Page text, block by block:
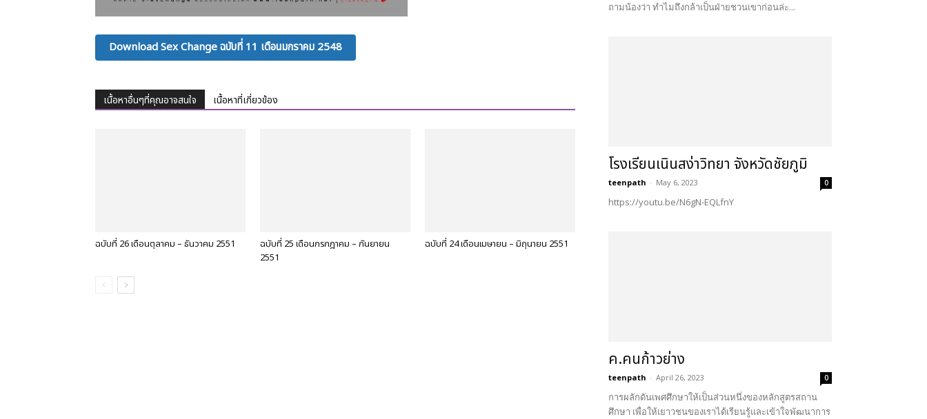
Download Sex Change ฉบับที่ 11 เดือนมกราคม 2548
เนื้อหาอื่นๆที่คุณอาจสนใจ เนื้อหาที่เกี่ยวข้อง
ฉบับที่ 26 เดือนตุลาคม – ธันวาคม 2551
ฉบับที่ 25 เดือนกรกฎาคม – กันยายน
2551
ฉบับที่ 24 เดือนเมษายน – มิถุนายน 2551
ถามน้องว่า ทำไมถึงกล้าเป็นฝ่ายชวนเขาก่อนล่ะ...
โรงเรียนเนินสง่าวิทยา จังหวัดชัยภูมิ
teenpath - May 6, 2023 0
https://youtu.be/N6gN-EQLfnY
ค.คนก้าวย่าง
teenpath - April 26, 2023 0
การผลักดันเพศศึกษาให้เป็นส่วนหนึ่งของหลักสูตรสถาน
ศึกษา เพื่อให้เยาวชนของเราได้เรียนรู้และเข้าใจพัฒนาการ